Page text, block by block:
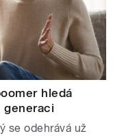
hledá
generaci
se odehrává už